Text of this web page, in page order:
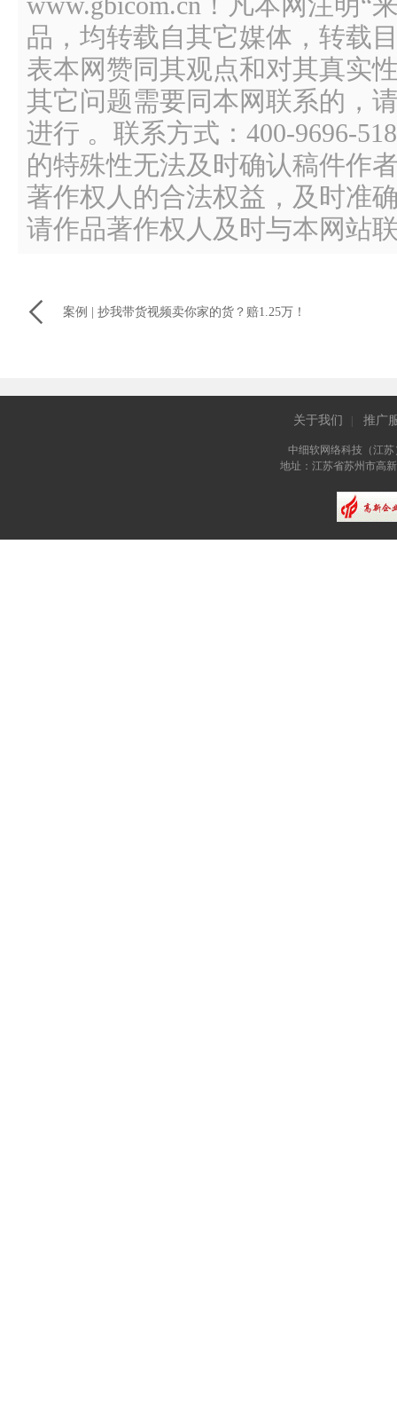
品，均转载自其它媒体，转载
表本网赞同其观点和对其真实
其它问题需要同本网联系的，
进行 。联系方式：400-9696-
的特殊性无法及时确认稿件作
著作权人的合法权益，及时准
请作品著作权人及时与本网站
 案例 | 抄我带货视频卖你家的货？赔1.25万！
关于我们 推广
中细软网络科技（江
地址：江苏省苏州市高